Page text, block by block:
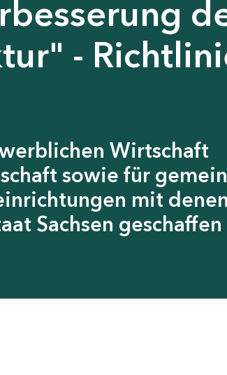
-
Wirtschaft
sowie für
mit
Sachsen